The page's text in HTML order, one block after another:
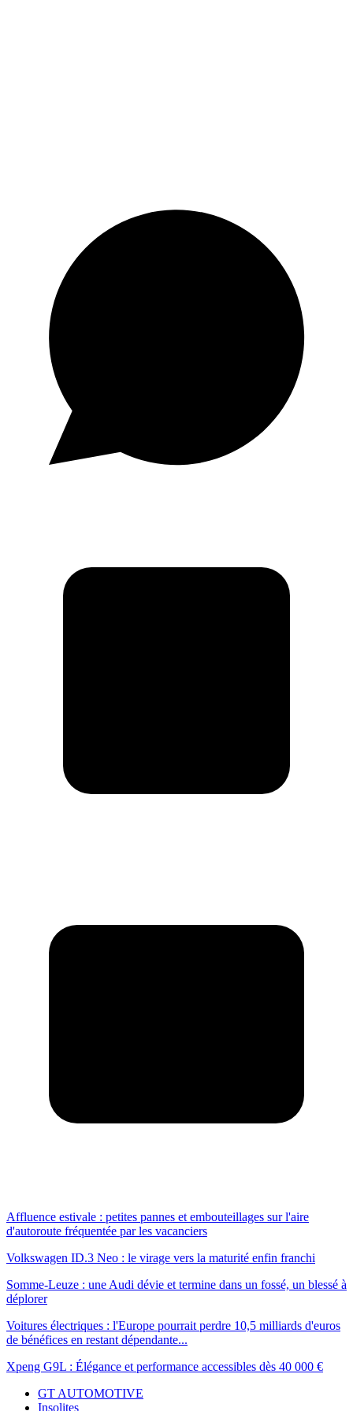
Affluence estivale : petites pannes et embouteillages sur l'aire
d'autoroute fréquentée par les vacanciers
Volkswagen ID.3 Neo : le virage vers la maturité enfin franchi
Somme-Leuze : une Audi dévie et termine dans un fossé, un blessé à
déplorer
Voitures électriques : l'Europe pourrait perdre 10,5 milliards d'euros
de bénéfices en restant dépendante...
Xpeng G9L : Élégance et performance accessibles dès 40 000 €
GT AUTOMOTIVE
Insolites